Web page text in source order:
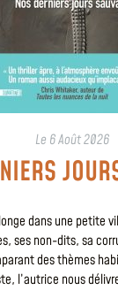
Le 6 Août 2026
dans une petite
ses non-dits, sa
des thèmes
l’autrice nous